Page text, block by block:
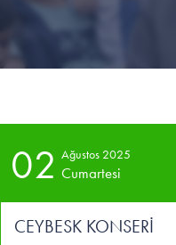
02 Ağustos 2025
Cumartesi
CEYBESK KONSERİ